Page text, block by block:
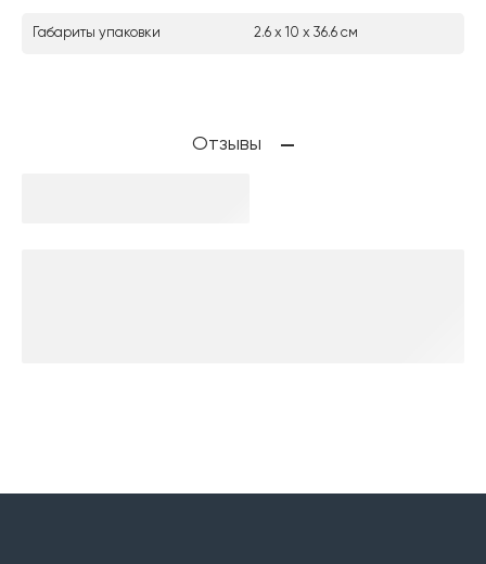
Габариты упаковки 2.6 х 10 х 36.6 см
Отзывы